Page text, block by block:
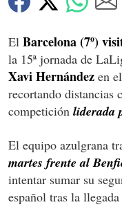
El Barcelona (7º)
la 15ª jornada de
Xavi Hernández en
recortando distancias
competición liderada
El equipo azulgrana
martes frente al
intentar sumar su
español tras la